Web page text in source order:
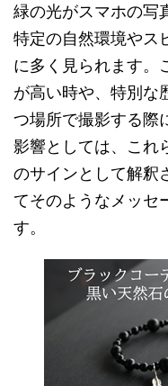
緑の光がスマホの写
特定の自然環境やス
に多く見られます。
が高い時や、特別な
つ場所で撮影する際
影響としては、これ
のサインとして解釈
てそのようなメッセ
す。